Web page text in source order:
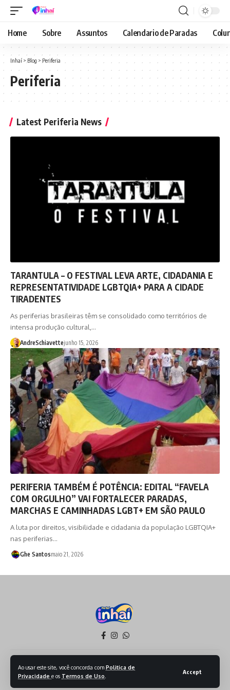
Ao usar este site, você concorda com Politica de
Privacidade e os Termos de Uso
Accept
Home Sobre Assuntos Calendario de Paradas
Inhaí > Blog > Periferia
Periferia
Latest Periferia News
TARANTULA – O FESTIVAL LEVA ARTE, CIDADANIA E
REPRESENTATIVIDADE LGBTQIA+ PARA A CIDADE
TIRADENTES
As periferias brasileiras têm se consolidado como territórios de
intensa produção cultural,…
AndreSchiavettejunho 15, 2026
PERIFERIA TAMBÉM É POTÊNCIA: EDITAL “FAVELA
COM ORGULHO” VAI FORTALECER PARADAS,
MARCHAS E CAMINHADAS LGBT+ EM SÃO PAULO
A luta por direitos, visibilidade e cidadania da população LGBTQIA+
nas periferias…
Ghe Santosmaio 21, 2026
Todos os Direitos reservados - 2026 - Produzido por Sept Mídia